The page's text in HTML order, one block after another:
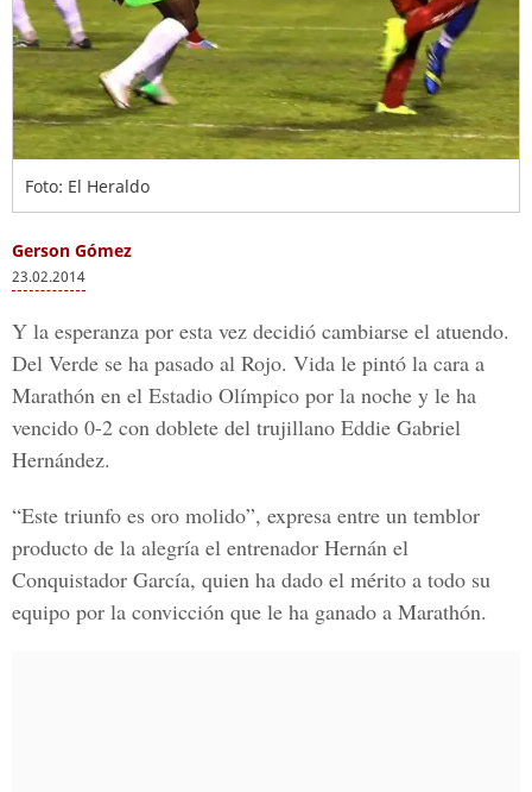
Foto: El Heraldo
Gerson Gómez
23.02.2014
Y la esperanza por esta vez decidió cambiarse el atuendo.
Del Verde se ha pasado al Rojo. Vida le pintó la cara a
Marathón en el Estadio Olímpico por la noche y le ha
vencido 0-2 con doblete del trujillano Eddie Gabriel
Hernández.
“Este triunfo es oro molido”, expresa entre un temblor
producto de la alegría el entrenador Hernán el
Conquistador García, quien ha dado el mérito a todo su
equipo por la convicción que le ha ganado a Marathón.